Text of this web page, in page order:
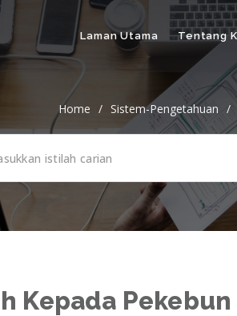
Laman Utama Tentang
Home / Sistem-Pengetahuan /
Kepada